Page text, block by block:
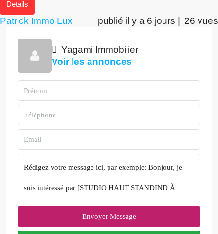
Details
Patrick Immo Lux publié il y a 6 jours | 26 vues
Yagami Immobilier
Voir les annonces
Envoyer Message